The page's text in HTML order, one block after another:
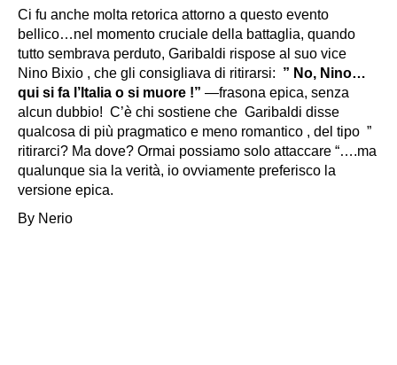
Ci fu anche molta retorica attorno a questo evento
bellico…nel momento cruciale della battaglia, quando
tutto sembrava perduto, Garibaldi rispose al suo vice
Nino Bixio , che gli consigliava di ritirarsi: ” No, Nino…
qui si fa l’Italia o si muore !” —frasona epica, senza
alcun dubbio! C’è chi sostiene che Garibaldi disse
qualcosa di più pragmatico e meno romantico , del tipo ”
ritirarci? Ma dove? Ormai possiamo solo attaccare “….ma
qualunque sia la verità, io ovviamente preferisco la
versione epica.
By Nerio